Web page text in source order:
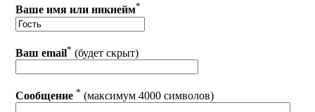
Ваше имя или никнейм*
Ваш email* (будет скрыт)
Сообщение * (максимум 4000 символов)